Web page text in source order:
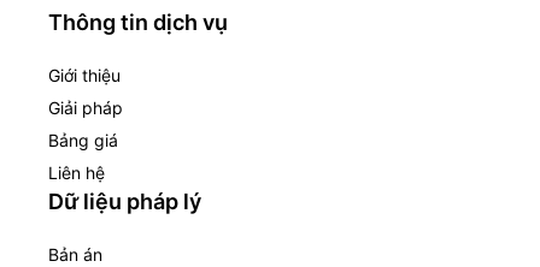
Thông tin dịch vụ
Giới thiệu
Giải pháp
Bảng giá
Liên hệ
Dữ liệu pháp lý
Bản án